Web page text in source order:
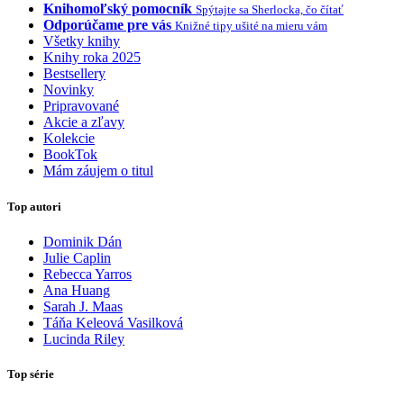
Knihomoľský pomocník Spýtajte sa Sherlocka, čo čítať
Odporúčame pre vás Knižné tipy ušité na mieru vám
Všetky knihy
Knihy roka 2025
Bestsellery
Novinky
Pripravované
Akcie a zľavy
Kolekcie
BookTok
Mám záujem o titul
Top autori
Dominik Dán
Julie Caplin
Rebecca Yarros
Ana Huang
Sarah J. Maas
Táňa Keleová Vasilková
Lucinda Riley
Top série